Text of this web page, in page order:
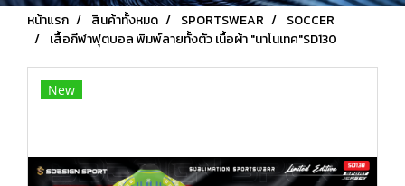
หน้าแรก สินค้าทั้งหมด SPORTSWEAR
SOCCER
เสื้อกีฬาฟุตบอล พิมพ์ลายทั้งตัว เนื้อผ้า "นาโนเทค"SD130
New